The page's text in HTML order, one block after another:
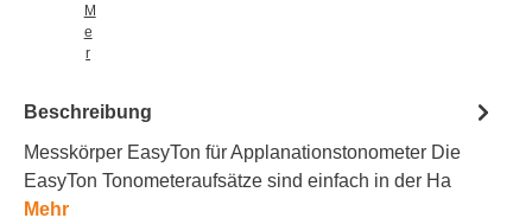
M
e
r
e
e
l
Beschreibung
Messkörper EasyTon für Applanationstonometer Die
EasyTon Tonometeraufsätze sind einfach in der Ha
Mehr